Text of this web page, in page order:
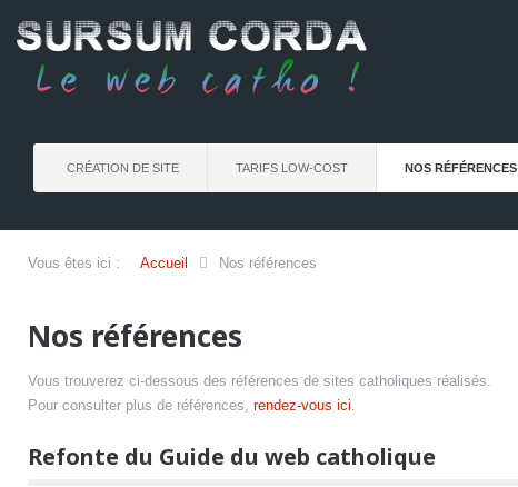
CRÉATION DE SITE TARIFS LOW-COST NOS RÉFÉRENCES
Vous êtes ici : Accueil Nos références
Nos références
Vous trouverez ci-dessous des références de sites catholiques réalisés.
Pour consulter plus de références, rendez-vous ici.
Refonte du Guide du web catholique